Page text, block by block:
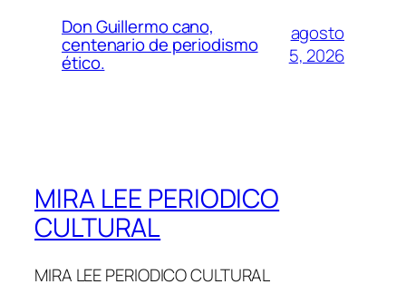
Don Guillermo cano,
centenario de periodismo
ético.
agosto
5, 2026
MIRA LEE PERIODICO
CULTURAL
MIRA LEE PERIODICO CULTURAL